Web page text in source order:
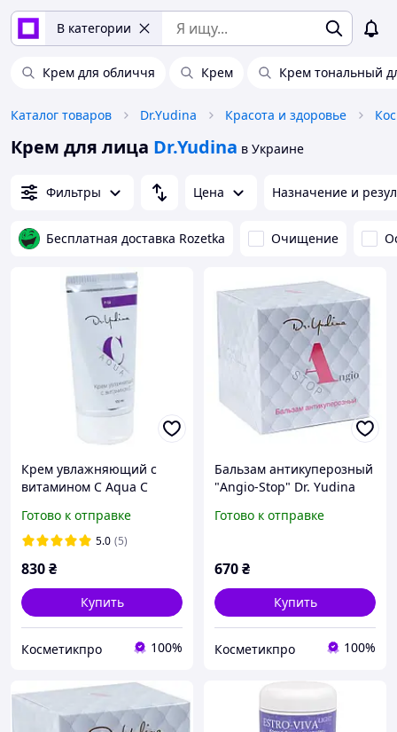
В категории
Крем для обличчя Крем Крем тональный
Каталог товаров Dr.Yudina Красота и здоровье
Крем для лица Dr.Yudina в Украине
Фильтры Цена Назначение и
Бесплатная доставка Rozetka Очищение
Крем увлажняющий с
витамином С Aqua C
Готово к отправке
5.0 (5)
830₴
Купить
Косметикпро 100%
Бальзам антикуперозный
"Angio-Stop" Dr. Yudina
Готово к отправке
670₴
Купить
Косметикпро 100%